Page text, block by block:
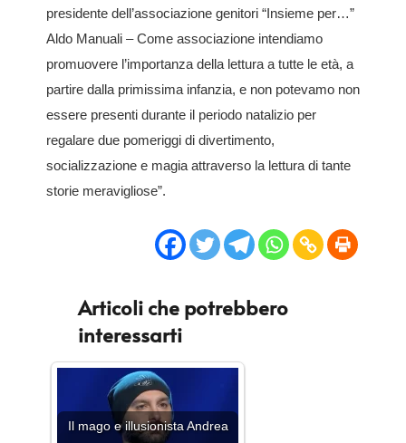
presidente dell’associazione genitori “Insieme per…”
Aldo Manuali – Come associazione intendiamo
promuovere l’importanza della lettura a tutte le età, a
partire dalla primissima infanzia, e non potevamo non
essere presenti durante il periodo natalizio per
regalare due pomeriggi di divertimento,
socializzazione e magia attraverso la lettura di tante
storie meravigliose”.
Articoli che potrebbero
interessarti
Il mago e illusionista Andrea